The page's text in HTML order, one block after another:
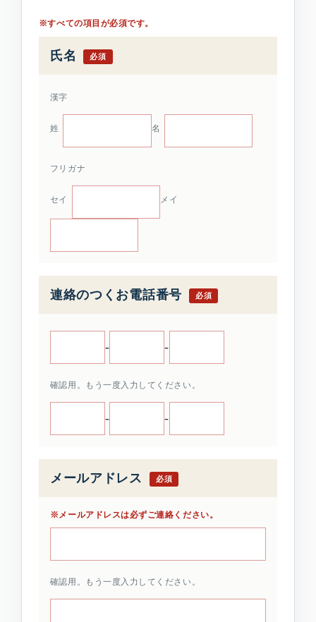
※すべての項目が必須です。
氏名 必須
漢字
姓 名
フリガナ
セイ メイ
連絡のつくお電話番号 必須
- -
確認用。もう一度入力してください。
- -
メールアドレス 必須
※メールアドレスは必ずご連絡ください。
確認用。もう一度入力してください。